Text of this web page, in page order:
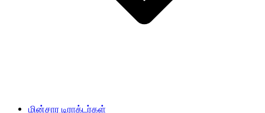
மின்சார டிராக்டர்கள்